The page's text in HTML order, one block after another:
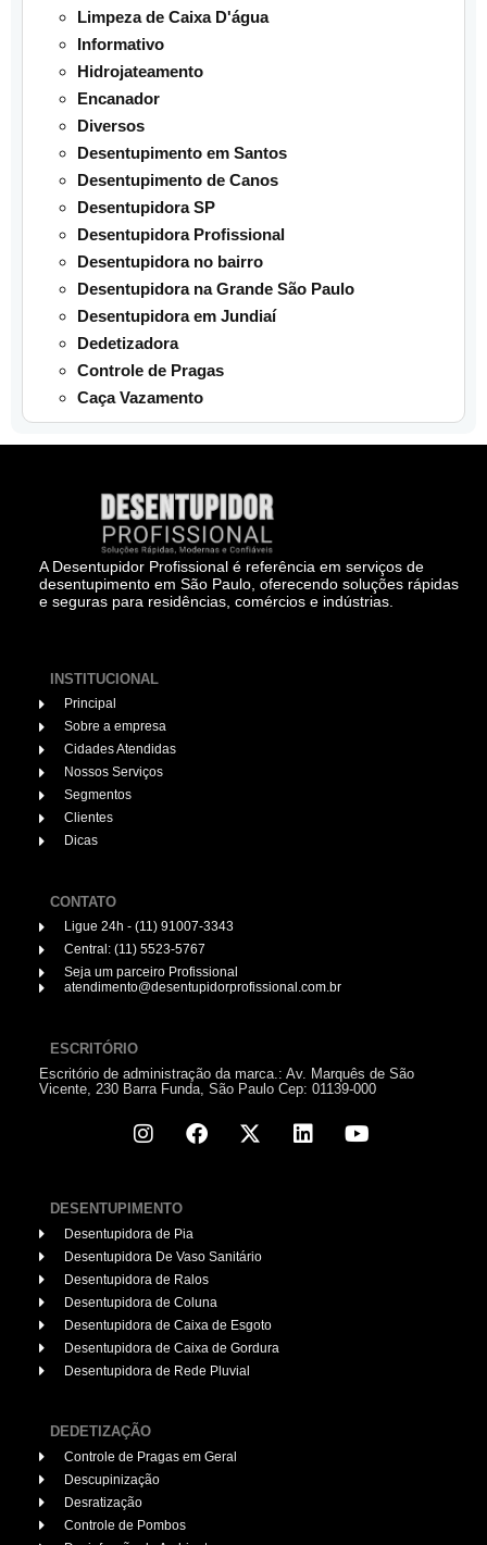
Limpeza de Caixa D'água
Informativo
Hidrojateamento
Encanador
Diversos
Desentupimento em Santos
Desentupimento de Canos
Desentupidora SP
Desentupidora Profissional
Desentupidora no bairro
Desentupidora na Grande São Paulo
Desentupidora em Jundiaí
Dedetizadora
Controle de Pragas
Caça Vazamento
A Desentupidor Profissional é referência em serviços de
desentupimento em São Paulo, oferecendo soluções rápidas
e seguras para residências, comércios e indústrias.
INSTITUCIONAL
Principal
Sobre a empresa
Cidades Atendidas
Nossos Serviços
Segmentos
Clientes
Dicas
CONTATO
Ligue 24h - (11) 91007-3343
Central: (11) 5523-5767
Seja um parceiro Profissional
atendimento@desentupidorprofissional.com.br
ESCRITÓRIO
Escritório de administração da marca.: Av. Marquês de São
Vicente, 230 Barra Funda, São Paulo Cep: 01139-000
DESENTUPIMENTO
Desentupidora de Pia
Desentupidora De Vaso Sanitário
Desentupidora de Ralos
Desentupidora de Coluna
Desentupidora de Caixa de Esgoto
Desentupidora de Caixa de Gordura
Desentupidora de Rede Pluvial
DEDETIZAÇÃO
Controle de Pragas em Geral
Descupinização
Desratização
Controle de Pombos